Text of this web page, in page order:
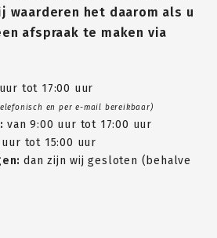
waarderen het daarom als u
afspraak te maken via
tot 17:00 uur
en per e-mail bereikbaar)
van 9:00 uur tot 17:00 uur
tot 15:00 uur
dan zijn wij gesloten (behalve